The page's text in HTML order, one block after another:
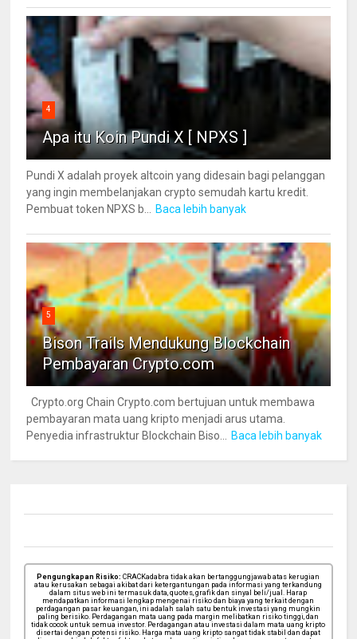
4
Apa itu Koin Pundi X [ NPXS ]
Pundi X adalah proyek altcoin yang didesain bagi pelanggan
yang ingin membelanjakan crypto semudah kartu kredit.
Pembuat token NPXS b...
Baca lebih banyak
5
Bison Trails Mendukung Blockchain
Pembayaran Crypto.com
Crypto.org Chain Crypto.com bertujuan untuk membawa
pembayaran mata uang kripto menjadi arus utama.
Penyedia infrastruktur Blockchain Biso...
Baca lebih banyak
Pengungkapan Risiko: CRACKadabra tidak akan bertanggungjawab atas kerugian
atau kerusakan sebagai akibat dari ketergantungan pada informasi yang terkandung
dalam situs web ini termasuk data, quotes, grafik dan sinyal beli/jual. Harap
mendapatkan informasi lengkap mengenai risiko dan biaya yang terkait dengan
perdagangan pasar keuangan, ini adalah salah satu bentuk investasi yang mungkin
paling berisiko. Perdagangan mata uang pada margin melibatkan risiko tinggi, dan
tidak cocok untuk semua investor. Perdagangan atau investasi dalam mata uang kripto
disertai dengan potensi risiko. Harga mata uang kripto sangat tidak stabil dan dapat